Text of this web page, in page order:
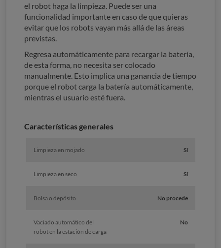
el robot haga la limpieza. Puede ser una
funcionalidad importante en caso de que quieras
evitar que los robots vayan más allá de las áreas
previstas.
Regresa automáticamente para recargar la batería,
de esta forma, no necesita ser colocado
manualmente. Esto implica una ganancia de tiempo
porque el robot carga la batería automáticamente,
mientras el usuario esté fuera.
Características generales
Limpieza en mojado Sí
Limpieza en seco Sí
Bolsa o depósito No procede
Vaciado automático del
robot en la estación de carga
No